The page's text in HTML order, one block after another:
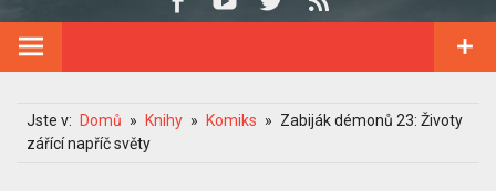
Jste v: Domů Knihy Komiks
Zabiják démonů 23: Životy
zářící napříč světy